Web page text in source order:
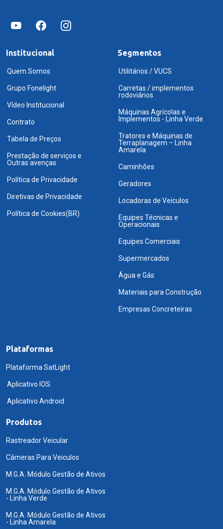
Institucional
Quem Somos
Grupo Fonelight
Vídeo Institucional
Contrato
Tabela de Preços
Prestação de serviços e
Outras avenças
Política de Privacidade
Diretivas de Privacidade
Política de Cookies(BR)
Segmentos
Utilitários / VUCS
Carretas / implementos
rodoviários
Máquinas Agrícolas e
Implementos - Linha Verde
Tratores e Máquinas de
Terraplanagem – Linha
Amarela
Caminhões
Geradores
Locadoras de Veículos
Equipes Técnicas e
Operacionais
Equipes Comerciais
Supermercados
Água e Gás
Materiais para Construção
Empresas Concreteiras
Plataformas
Plataforma SatLight
Aplicativo IOS
Aplicativo Android
Produtos
Rastreador Veicular
Câmeras Para Veiculos
M.G.A. Módulo Gestão de Ativos
M.G.A. Módulo Gestão de Ativos
- Linha Verde
M.G.A. Módulo Gestão de Ativos
- Linha Amarela